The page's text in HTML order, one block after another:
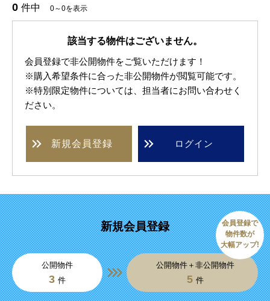
0 件中 0～0を表示
該当する物件はございません。
会員登録で非公開物件をご覧いただけます！
※購入希望条件に合った非公開物件が閲覧可能です。
※特別限定物件については、担当者にお問い合わせく
ださい。
新規会員登録 ログイン
新規会員登録
公開物件
3 件
公開物件＋非公開物件
5 件
会員登録で
物件数が
大幅アップ!